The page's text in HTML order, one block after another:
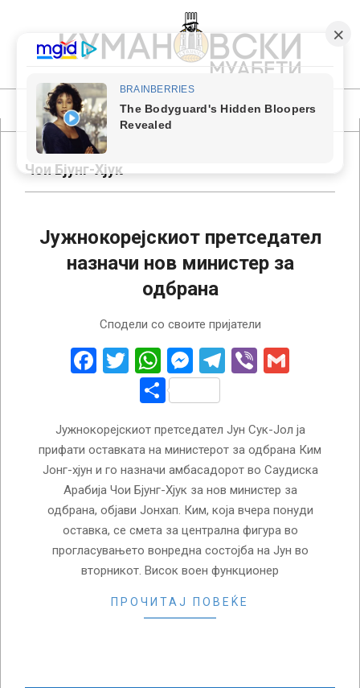
content
КУМАНОВСКИ
МУАБЕТИ
Primary
Navigation
MenuЧои Бјунг-Хјук
Јужнокорејскиот претседател
назначи нов министер за
одбрана
Сподели со своите пријатели
Facebook
Twitter
WhatsApp
Messenger
Telegram
Viber
Share
Јужнокорејскиот претседател Јун Сук-Јол ја
прифати оставката на министерот за одбрана Ким
Јонг-хјун и го назначи амбасадорот во Саудиска
Арабија Чои Бјунг-Хјук за нов министер за
одбрана, објави Јонхап. Ким, која вчера понуди
оставка, се смета за централна фигура во
прогласувањето вонредна состојба на Јун во
вторникот. Висок воен функционер
ПРОЧИТАЈ ПОВЕЌЕ